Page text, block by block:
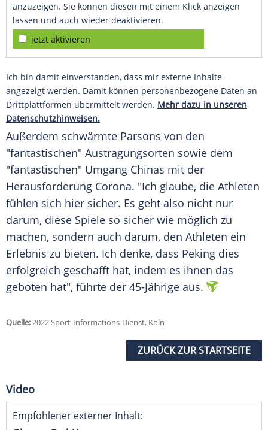
anzuzeigen. Sie können diesen mit einem Klick anzeigen
lassen und auch wieder deaktivieren.
jetzt aktivieren
Ich bin damit einverstanden, dass mir externe Inhalte
angezeigt werden. Damit können personenbezogene Daten an
Drittplattformen übermittelt werden. Mehr dazu in unseren
Datenschutzhinweisen.
Außerdem schwärmte Parsons von den
"fantastischen" Austragungsorten sowie dem
"fantastischen" Umgang Chinas mit der
Herausforderung Corona. "Ich glaube, die Athleten
fühlen sich hier sicher. Es geht also nicht nur
darum, diese Spiele so sicher wie möglich zu
machen, sondern auch darum, den Athleten ein
Erlebnis zu bieten. Ich denke, dass Peking dies
erfolgreich geschafft hat, indem es ihnen das
geboten hat", führte der 45-Jährige aus.
Quelle:2022 Sport-Informations-Dienst, Köln
ZURÜCK ZUR STARTSEITE
Video
Empfohlener externer Inhalt: